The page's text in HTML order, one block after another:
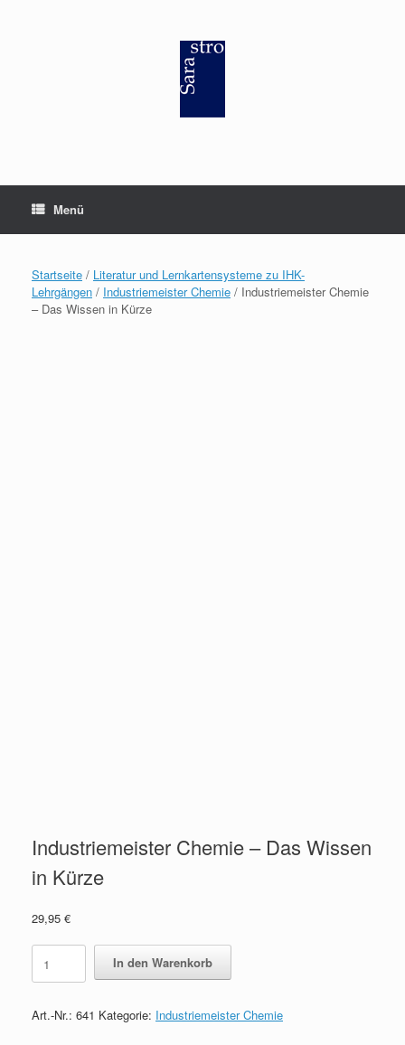
Menü
Startseite / Literatur und Lernkartensysteme zu IHK-
Lehrgängen / Industriemeister Chemie / Industriemeister Chemie
– Das Wissen in Kürze
Industriemeister Chemie – Das Wissen
in Kürze
29,95 €
Industriemeister
Chemie
-
Wissen
In den Warenkorb
Art.-Nr.: 641 Kategorie: Industriemeister Chemie